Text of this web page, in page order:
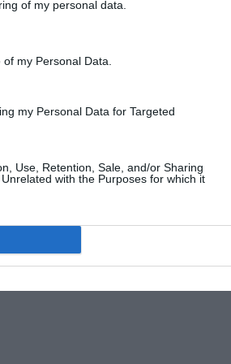
of my personal data.
my Personal Data.
my Personal Data for Targeted
Use, Retention, Sale, and/or Sharing
with the Purposes for which it